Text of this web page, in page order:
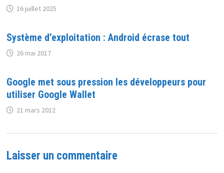
16 juillet 2025
Système d’exploitation : Android écrase tout
26 mai 2017
Google met sous pression les développeurs pour
utiliser Google Wallet
21 mars 2012
Laisser un commentaire